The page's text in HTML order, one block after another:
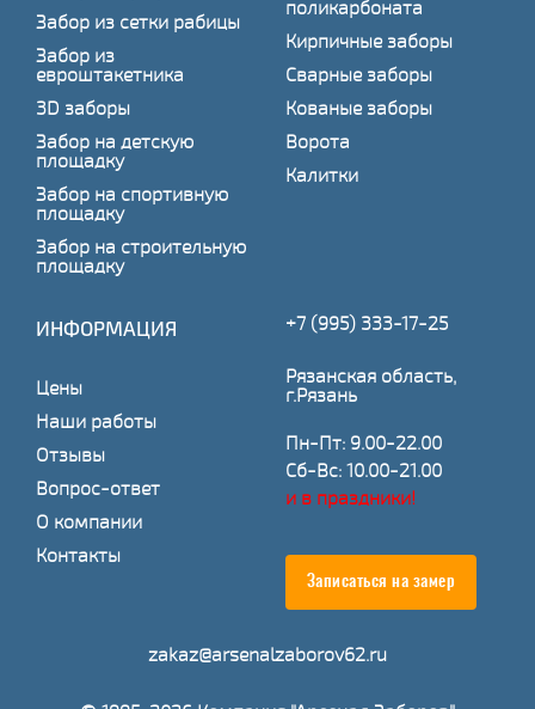
Забор из сетки рабицы
Забор из
евроштакетника
3D заборы
Забор на детскую
площадку
Забор на спортивную
площадку
Забор на строительную
площадку
поликарбоната
Кирпичные заборы
Сварные заборы
Кованые заборы
Ворота
Калитки
ИНФОРМАЦИЯ
Цены
Наши работы
Отзывы
Вопрос-ответ
О компании
Контакты
+7 (995) 333-17-25
Рязанская область,
г.Рязань
Пн-Пт: 9.00-22.00
Сб-Вс: 10.00-21.00
и в праздники!
Записаться на замер
zakaz@arsenalzaborov62.ru